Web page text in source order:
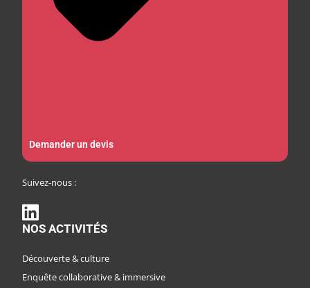
Demander un devis
Suivez-nous :
NOS ACTIVITÉS
Découverte & culture
Enquête collaborative & immersive